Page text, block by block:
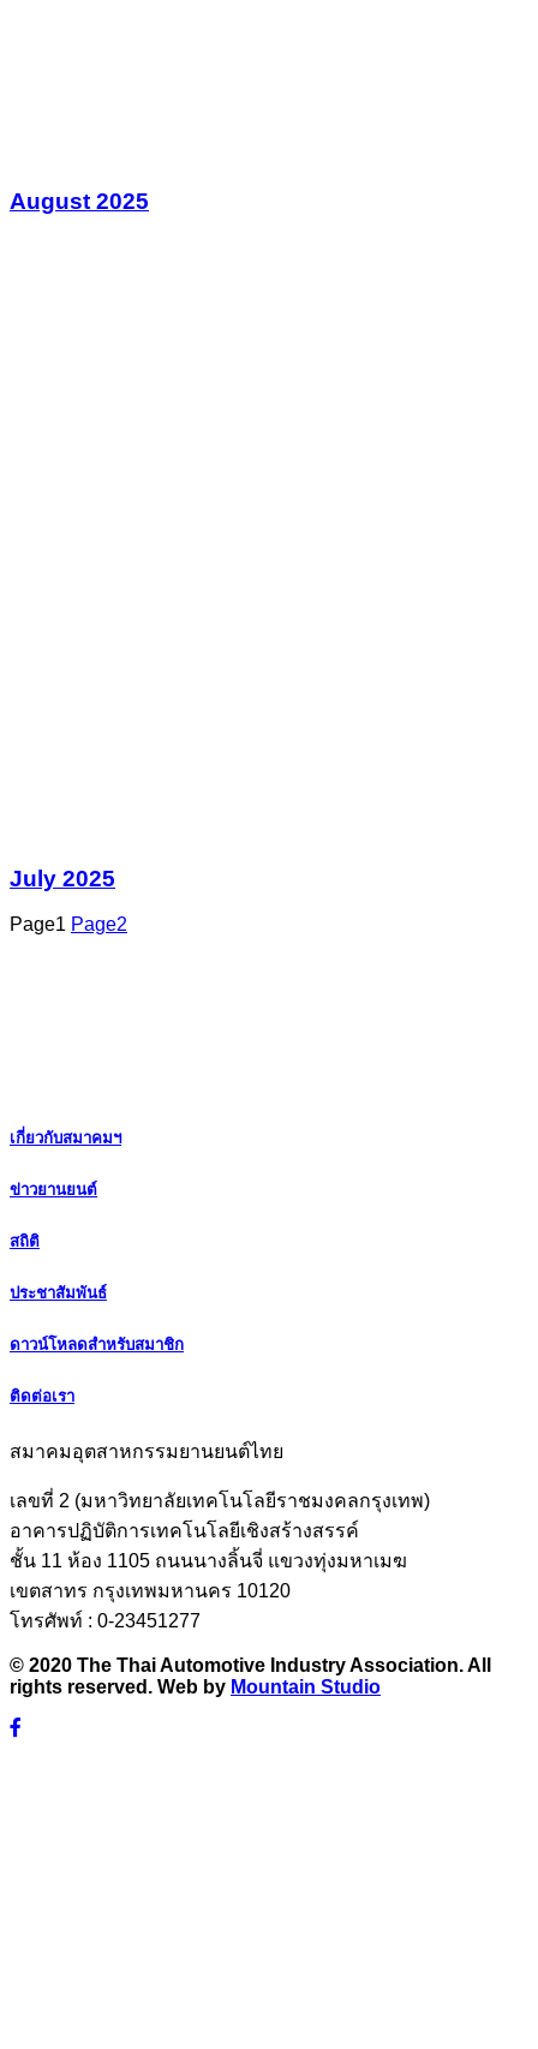
August 2025
July 2025
Page1 Page2
เกี่ยวกับสมาคมฯ
ข่าวยานยนต์
สถิติ
ประชาสัมพันธ์
ดาวน์โหลดสำหรับสมาชิก
ติดต่อเรา
สมาคมอุตสาหกรรมยานยนต์ไทย
เลขที่ 2 (มหาวิทยาลัยเทคโนโลยีราชมงคลกรุงเทพ)
อาคารปฏิบัติการเทคโนโลยีเชิงสร้างสรรค์
ชั้น 11 ห้อง 1105 ถนนนางลิ้นจี่ แขวงทุ่งมหาเมฆ
เขตสาทร กรุงเทพมหานคร 10120
โทรศัพท์ : 0-23451277
© 2020 The Thai Automotive Industry Association. All
rights reserved. Web by Mountain Studio